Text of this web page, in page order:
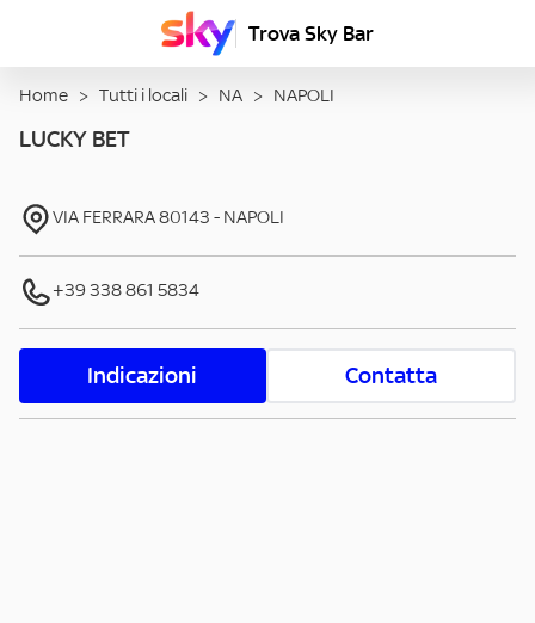
Trova Sky Bar
Home > Tutti i locali > NA > NAPOLI
LUCKY BET
VIA FERRARA80143 - NAPOLI
+39 338 861 5834
Indicazioni Contatta